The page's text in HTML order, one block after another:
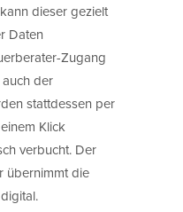
dieser gezielt
Daten
Zugang
der
stattdessen per
Klick
verbucht. Der
übernimmt die